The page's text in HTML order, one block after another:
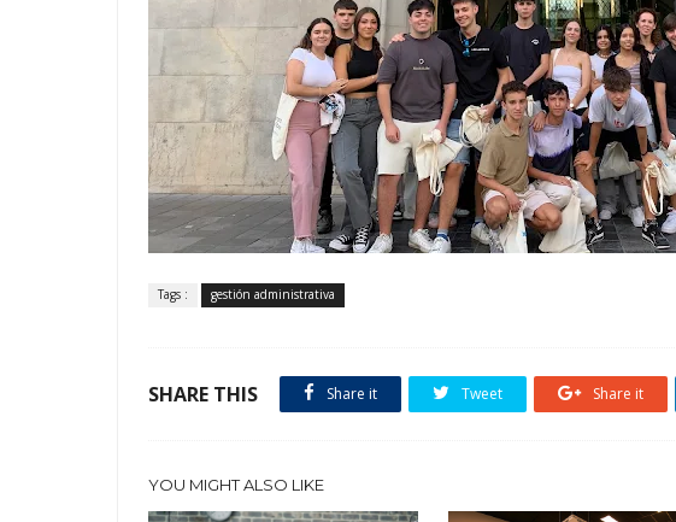
Tags : gestión administrativa
SHARE THIS Share it Tweet Share it
YOU MIGHT ALSO LIKE